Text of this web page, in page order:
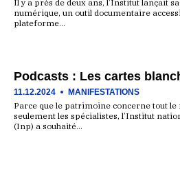
Il y a près de deux ans, l’Institut lançait
numérique, un outil documentaire
plateforme…
Podcasts : Les cartes
11.12.2024 MANIFESTATIONS
Parce que le patrimoine concerne tout le
seulement les spécialistes, l’Institut
(Inp) a souhaité…